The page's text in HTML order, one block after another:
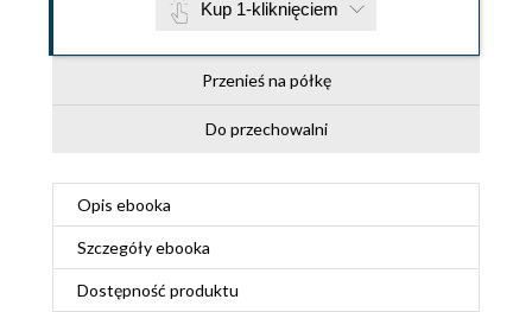
Kup 1-kliknięciem
Przenieś na półkę
Do przechowalni
Opis ebooka
Szczegółyebooka
Dostępność produktu